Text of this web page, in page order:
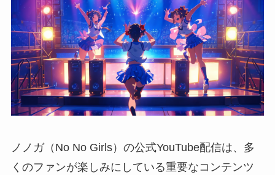
ノノガ（No No Girls）の公式YouTube配信は、多
くのファンが楽しみにしている重要なコンテンツ